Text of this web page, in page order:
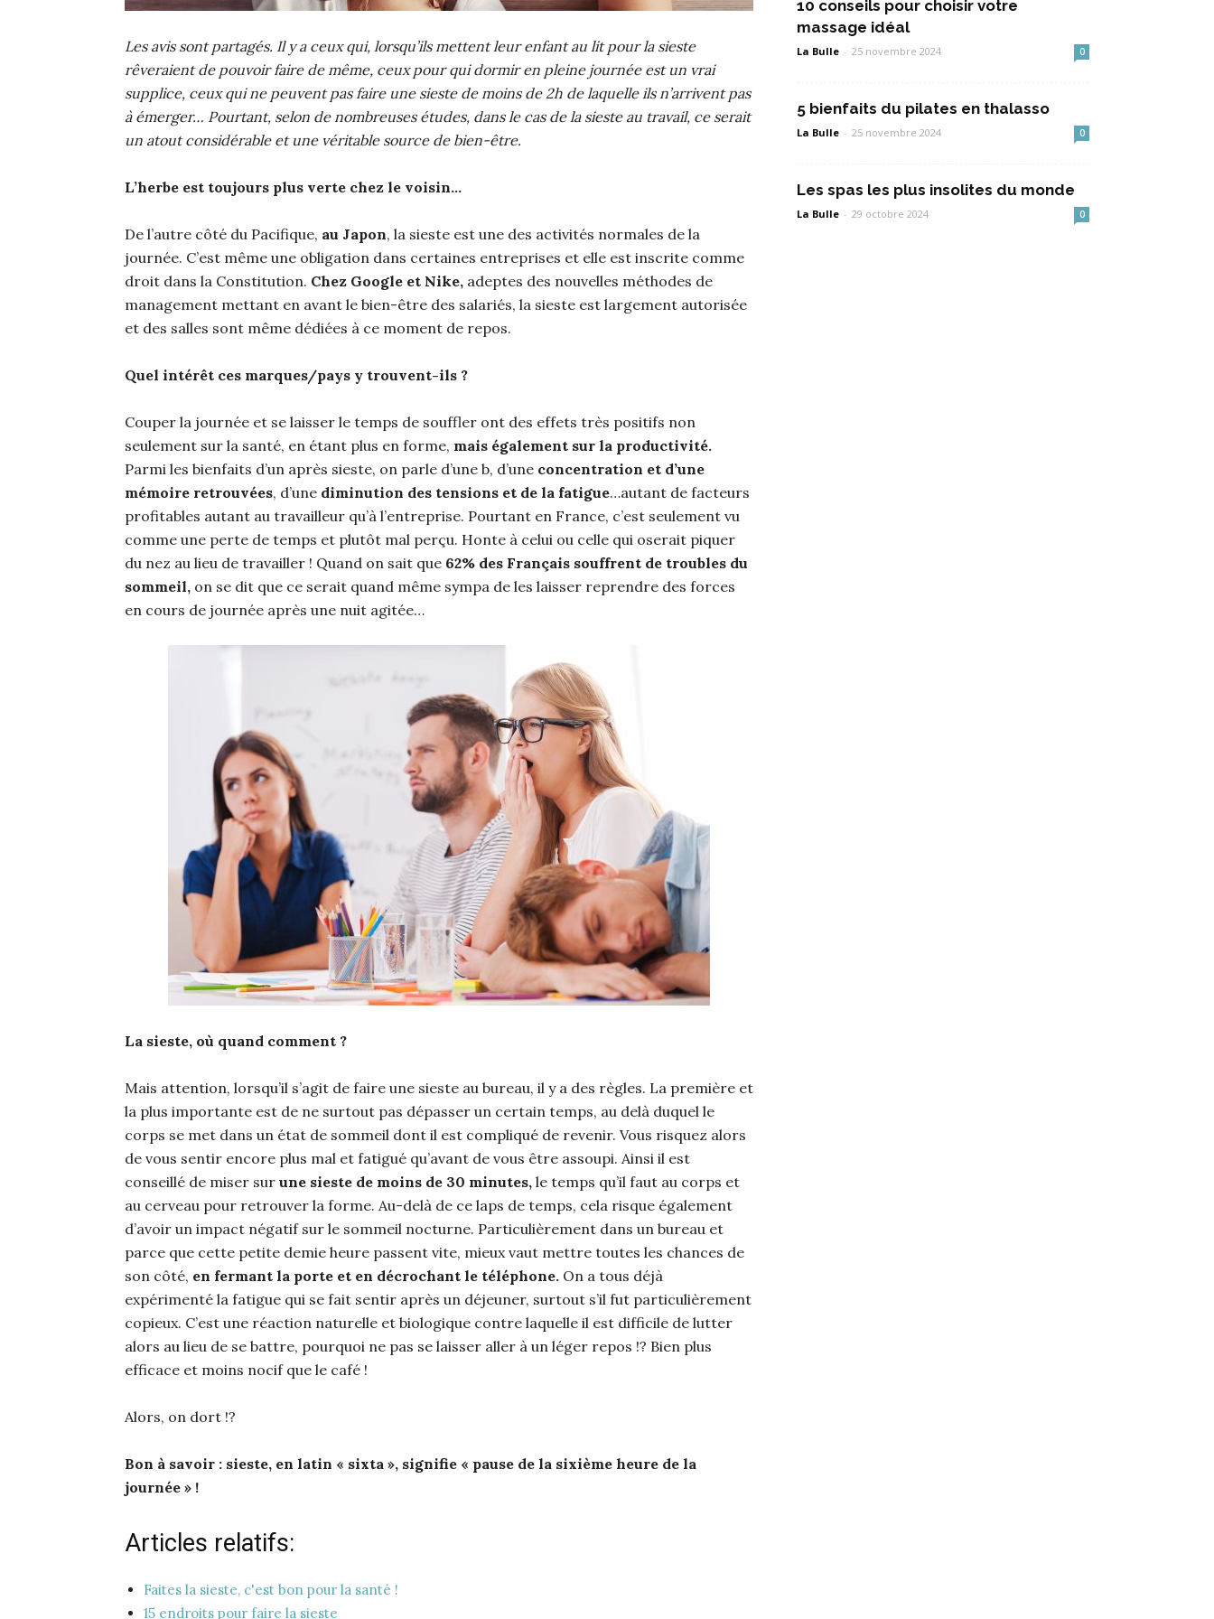
Les avis sont partagés. Il y a ceux qui, lorsqu’ils mettent leur enfant au lit pour la sieste
rêveraient de pouvoir faire de même, ceux pour qui dormir en pleine journée est un vrai
supplice, ceux qui ne peuvent pas faire une sieste de moins de 2h de laquelle ils n’arrivent pas
à émerger… Pourtant, selon de nombreuses études, dans le cas de la sieste au travail, ce serait
un atout considérable et une véritable source de bien-être.
L’herbe est toujours plus verte chez le voisin…
De l’autre côté du Pacifique, au Japon, la sieste est une des activités normales de la
journée. C’est même une obligation dans certaines entreprises et elle est inscrite comme
droit dans la Constitution. Chez Google et Nike, adeptes des nouvelles méthodes de
management mettant en avant le bien-être des salariés, la sieste est largement autorisée
et des salles sont même dédiées à ce moment de repos.
Quel intérêt ces marques/pays y trouvent-ils ?
Couper la journée et se laisser le temps de souffler ont des effets très positifs non
seulement sur la santé, en étant plus en forme, mais également sur la productivité.
Parmi les bienfaits d’un après sieste, on parle d’une b, d’une concentration et d’une
mémoire retrouvées, d’une diminution des tensions et de la fatigue…autant de facteurs
profitables autant au travailleur qu’à l’entreprise. Pourtant en France, c’est seulement vu
comme une perte de temps et plutôt mal perçu. Honte à celui ou celle qui oserait piquer
du nez au lieu de travailler ! Quand on sait que 62% des Français souffrent de troubles du
sommeil, on se dit que ce serait quand même sympa de les laisser reprendre des forces
en cours de journée après une nuit agitée…
La sieste, où quand comment ?
Mais attention, lorsqu’il s’agit de faire une sieste au bureau, il y a des règles. La première et
la plus importante est de ne surtout pas dépasser un certain temps, au delà duquel le
corps se met dans un état de sommeil dont il est compliqué de revenir. Vous risquez alors
de vous sentir encore plus mal et fatigué qu’avant de vous être assoupi. Ainsi il est
conseillé de miser sur une sieste de moins de 30 minutes, le temps qu’il faut au corps et
au cerveau pour retrouver la forme. Au-delà de ce laps de temps, cela risque également
d’avoir un impact négatif sur le sommeil nocturne. Particulièrement dans un bureau et
parce que cette petite demie heure passent vite, mieux vaut mettre toutes les chances de
son côté, en fermant la porte et en décrochant le téléphone. On a tous déjà
expérimenté la fatigue qui se fait sentir après un déjeuner, surtout s’il fut particulièrement
copieux. C’est une réaction naturelle et biologique contre laquelle il est difficile de lutter
alors au lieu de se battre, pourquoi ne pas se laisser aller à un léger repos !? Bien plus
efficace et moins nocif que le café !
Alors, on dort !?
Bon à savoir : sieste, en latin « sixta », signifie « pause de la sixième heure de la
journée » !
Articles relatifs:
Faites la sieste, c'est bon pour la santé !
15 endroits pour faire la sieste
10 conseils pour choisir votre
massage idéal
La Bulle - 25 novembre 2024 0
5 bienfaits du pilates en thalasso
La Bulle - 25 novembre 2024 0
Les spas les plus insolites du monde
La Bulle - 29 octobre 2024 0